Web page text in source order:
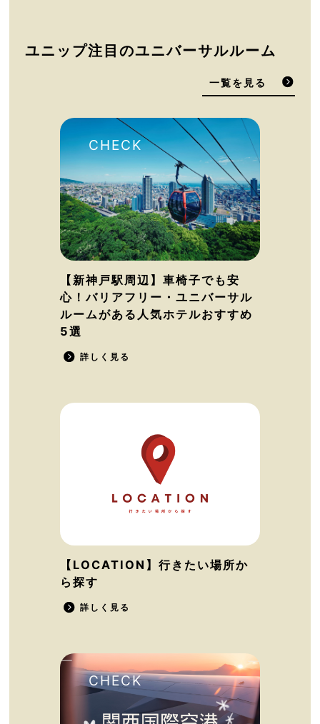
ユニップ注目のユニバーサルルーム
一覧を見る
【新神戸駅周辺】車椅子でも安
心！バリアフリー・ユニバーサル
ルームがある人気ホテルおすすめ
5選
詳しく見る
【LOCATION】行きたい場所か
ら探す
詳しく見る